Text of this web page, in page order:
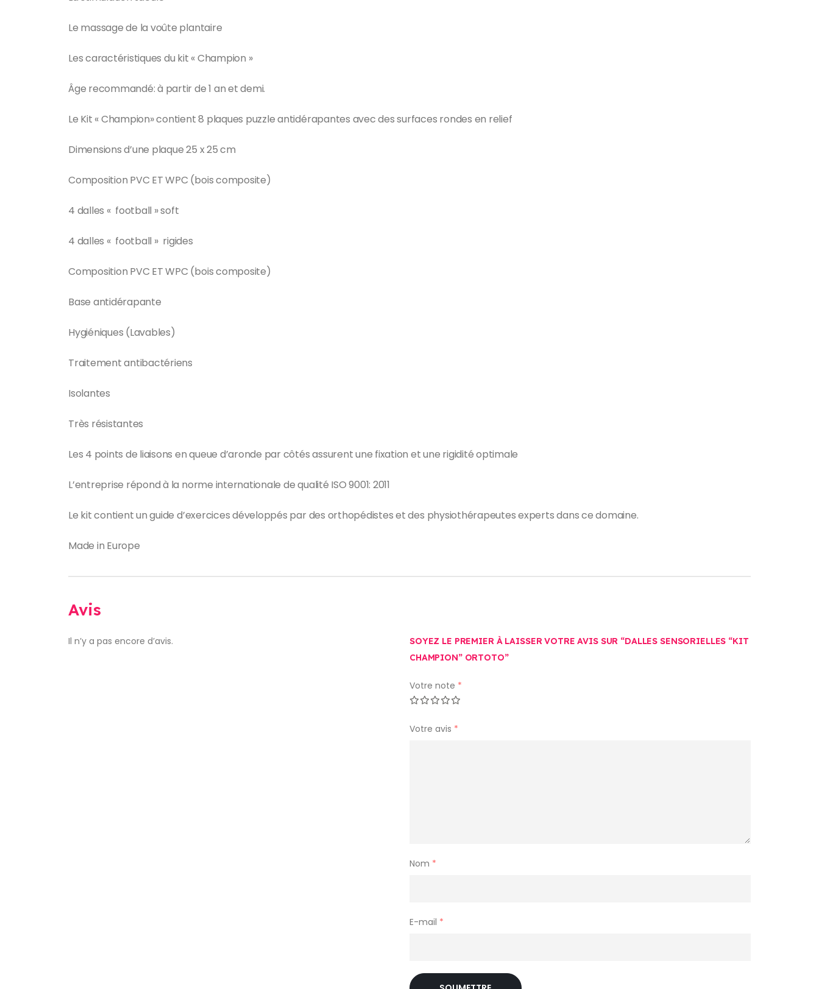
Le massage de la voûte plantaire
Les caractéristiques du kit « Champion »
Âge recommandé: à partir de 1 an et demi.
Le Kit « Champion» contient 8 plaques puzzle antidérapantes avec des surfaces rondes en relief
Dimensions d’une plaque 25 x 25 cm
Composition PVC ET WPC (bois composite)
4 dalles « football » soft
4 dalles « football » rigides
Composition PVC ET WPC (bois composite)
Base antidérapante
Hygiéniques (Lavables)
Traitement antibactériens
Isolantes
Très résistantes
Les 4 points de liaisons en queue d’aronde par côtés assurent une fixation et une rigidité optimale
L’entreprise répond à la norme internationale de qualité ISO 9001: 2011
Le kit contient un guide d’exercices développés par des orthopédistes et des physiothérapeutes experts dans ce domaine.
Made in Europe
Avis
Il n’y a pas encore d’avis.
SOYEZ LE PREMIER À LAISSER VOTRE AVIS SUR “DALLES SENSORIELLES “KIT
CHAMPION” ORTOTO”
Votre note *
Votre avis *
Nom *
E-mail *